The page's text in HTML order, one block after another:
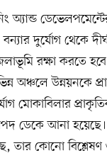
অ্যান্ড
দুর্যোগ থেকে
রক্ষা করতে
অঞ্চলে উন্নয়নকে
মোকাবিলার
ডেকে আনা হয়েছে।
কোনো বিশ্লেষণ